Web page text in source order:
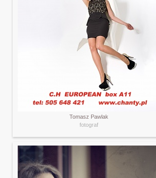
Tomasz Pawlak
fotograf